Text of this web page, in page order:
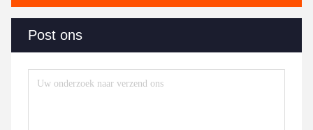
Post ons